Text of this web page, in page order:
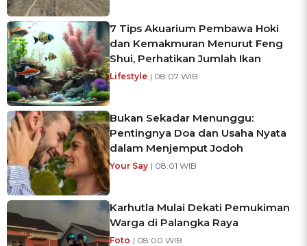
7 Tips Akuarium Pembawa Hoki
dan Kemakmuran Menurut Feng
Shui, Perhatikan Jumlah Ikan
Lifestyle | 08:07 WIB
Bukan Sekadar Menunggu:
Pentingnya Doa dan Usaha Nyata
dalam Menjemput Jodoh
Your Say | 08:01 WIB
Karhutla Mulai Dekati Pemukiman
Warga di Palangka Raya
Foto | 08:00 WIB